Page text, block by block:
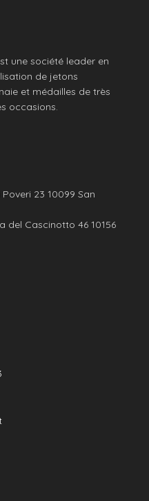
une société leader en
de jetons
et médailles de très
occasions.
23 10099 San
del Cascinotto 46 10156